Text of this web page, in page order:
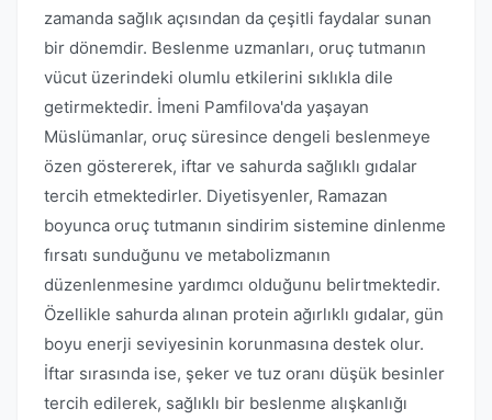
zamanda sağlık açısından da çeşitli faydalar sunan
bir dönemdir. Beslenme uzmanları, oruç tutmanın
vücut üzerindeki olumlu etkilerini sıklıkla dile
getirmektedir. İmeni Pamfilova'da yaşayan
Müslümanlar, oruç süresince dengeli beslenmeye
özen göstererek, iftar ve sahurda sağlıklı gıdalar
tercih etmektedirler. Diyetisyenler, Ramazan
boyunca oruç tutmanın sindirim sistemine dinlenme
fırsatı sunduğunu ve metabolizmanın
düzenlenmesine yardımcı olduğunu belirtmektedir.
Özellikle sahurda alınan protein ağırlıklı gıdalar, gün
boyu enerji seviyesinin korunmasına destek olur.
İftar sırasında ise, şeker ve tuz oranı düşük besinler
tercih edilerek, sağlıklı bir beslenme alışkanlığı